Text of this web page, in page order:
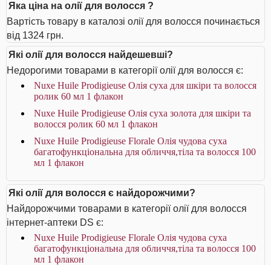
Яка ціна на олії для волосся ?
Вартість товару в каталозі олії для волосся починається
від 1324 грн.
Які олії для волосся найдешевші?
Недорогими товарами в категорії олії для волосся є:
Nuxe Huile Prodigieuse Олія суха для шкіри та волосся
ролик 60 мл 1 флакон
Nuxe Huile Prodigieuse Олія суха золота для шкіри та
волосся ролик 60 мл 1 флакон
Nuxe Huile Prodigieuse Florale Олія чудова суха
багатофункціональна для обличчя,тіла та волосся 100
мл 1 флакон
Які олії для волосся є найдорожчими?
Найдорожчими товарами в категорії олії для волосся
інтернет-аптеки DS є:
Nuxe Huile Prodigieuse Florale Олія чудова суха
багатофункціональна для обличчя,тіла та волосся 100
мл 1 флакон